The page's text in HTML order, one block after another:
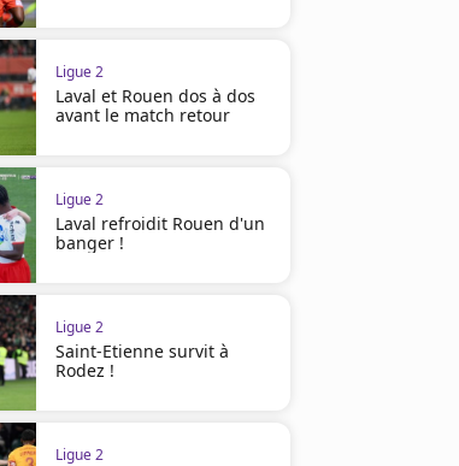
Ligue 2
Laval et Rouen dos à dos
avant le match retour
Ligue 2
Laval refroidit Rouen d'un
banger !
Ligue 2
Saint-Etienne survit à
Rodez !
Ligue 2